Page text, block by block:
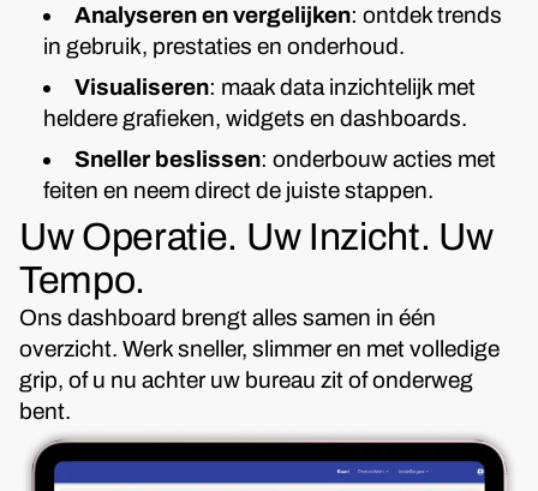
Analyseren en vergelijken: ontdek trends
in gebruik, prestaties en onderhoud.
Visualiseren: maak data inzichtelijk met
heldere grafieken, widgets en dashboards.
Sneller beslissen: onderbouw acties met
feiten en neem direct de juiste stappen.
Uw Operatie. Uw Inzicht. Uw
Tempo.
Ons dashboard brengt alles samen in één
overzicht. Werk sneller, slimmer en met volledige
grip, of u nu achter uw bureau zit of onderweg
bent.